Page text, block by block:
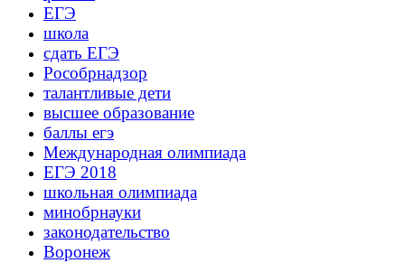
ЕГЭ
школа
сдать ЕГЭ
Рособрнадзор
талантливые дети
высшее образование
баллы егэ
Международная олимпиада
ЕГЭ 2018
школьная олимпиада
минобрнауки
законодательство
Воронеж